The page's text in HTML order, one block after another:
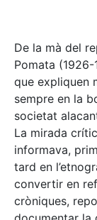
De la mà del
Pomata
que expliquen
sempre en la
societat
La mirada
informava,
tard en
convertir en
cròniques,